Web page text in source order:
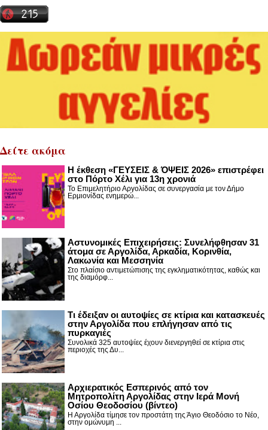
Δείτε ακόμα
Η έκθεση «ΓΕΥΣΕΙΣ & ΌΨΕΙΣ 2026» επιστρέφει
στο Πόρτο Χέλι για 13η χρονιά
Το Επιμελητήριο Αργολίδας σε συνεργασία με τον Δήμο
Ερμιονίδας ενημερώ...
Αστυνομικές Επιχειρήσεις: Συνελήφθησαν 31
άτομα σε Αργολίδα, Αρκαδία, Κορινθία,
Λακωνία και Μεσσηνία
Στο πλαίσιο αντιμετώπισης της εγκληματικότητας, καθώς και
της διαμόρφ...
Τι έδειξαν οι αυτοψίες σε κτίρια και κατασκευές
στην Αργολίδα που επλήγησαν από τις
πυρκαγιές
Συνολικά 325 αυτοψίες έχουν διενεργηθεί σε κτίρια στις
περιοχές της Δυ...
Αρχιερατικός Εσπερινός από τον
Μητροπολίτη Αργολίδας στην Ιερά Μονή
Οσίου Θεοδοσίου (βίντεο)
Η Αργολίδα τίμησε τον προστάτη της Άγιο Θεοδόσιο το Νέο,
στην ομώνυμη ...